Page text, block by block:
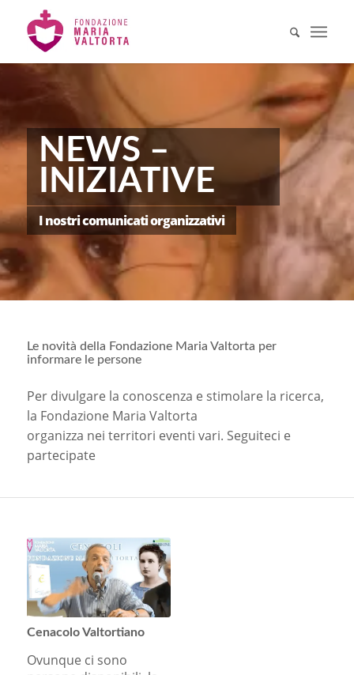
NEWS –
INIZIATIVE
I nostri comunicati organizzativi
Le novità della Fondazione Maria Valtorta per
informare le persone
Per divulgare la conoscenza e stimolare la ricerca,
la Fondazione Maria Valtorta
organizza nei territori eventi vari. Seguiteci e
partecipate
Cenacolo Valtortiano
Ovunque ci sono